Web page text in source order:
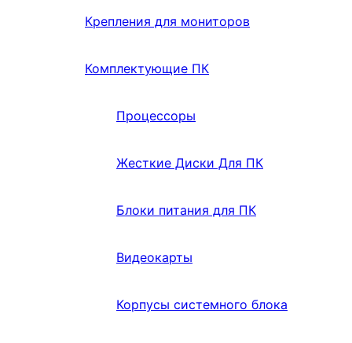
Крепления для мониторов
Комплектующие ПК
Процессоры
Жесткие Диски Для ПК
Блоки питания для ПК
Видеокарты
Корпусы системного блока